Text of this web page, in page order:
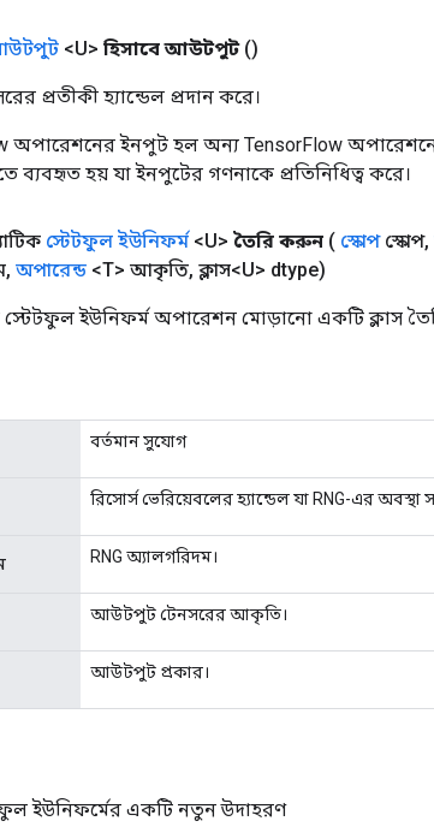
<U> হিসাবে আউটপুট ()
প্রতীকী হ্যান্ডেল প্রদান করে।
অপারেশনের ইনপুট হল অন্য TensorFlow
ব্যবহৃত হয় যা ইনপুটের গণনাকে প্রতিনিধিত্ব করে।
স্টেটফুল ইউনিফর্ম <U> তৈরি করুন ( স্কোপস্কোপ,
, অপারেন্ড <T> আকৃতি, ক্লাস<U> dtype)
ইউনিফর্ম অপারেশন মোড়ানো একটি ক্লাস
বর্তমান সুযোগ
রিসোর্স ভেরিয়েবলের হ্যান্ডেল যা RNG-এর অবস্থা
RNG অ্যালগরিদম।
আউটপুট টেনসরের আকৃতি।
আউটপুট প্রকার।
ইউনিফর্মের একটি নতুন উদাহরণ